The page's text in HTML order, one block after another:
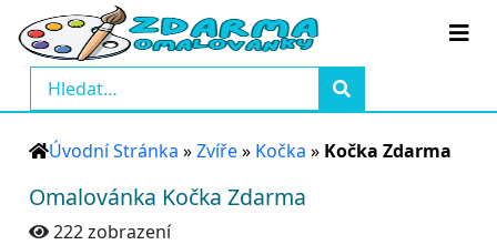
Úvodní Stránka »Zvíře» Kočka » Kočka Zdarma
Omalovánka Kočka Zdarma
222 zobrazení